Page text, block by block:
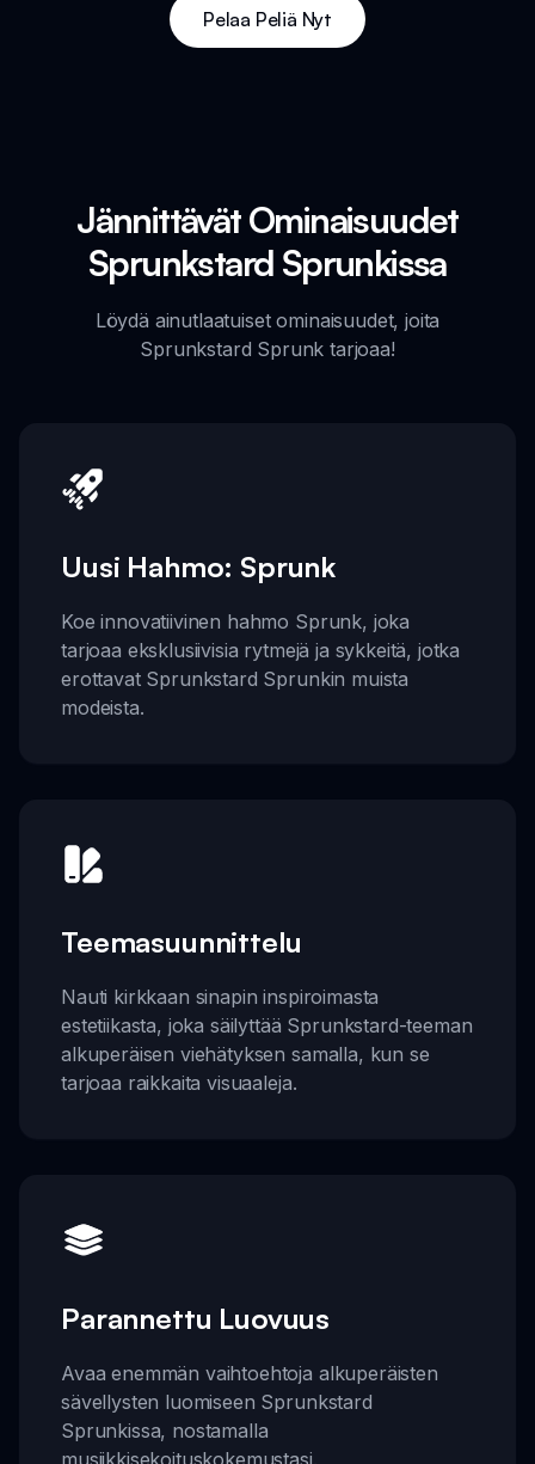
Pelaa Peliä Nyt
Jännittävät Ominaisuudet
Sprunkstard Sprunkissa
Löydä ainutlaatuiset ominaisuudet, joita
Sprunkstard Sprunk tarjoaa!
Uusi Hahmo: Sprunk
Koe innovatiivinen hahmo Sprunk, joka
tarjoaa eksklusiivisia rytmejä ja sykkeitä, jotka
erottavat Sprunkstard Sprunkin muista
modeista.
Teemasuunnittelu
Nauti kirkkaan sinapin inspiroimasta
estetiikasta, joka säilyttää Sprunkstard-teeman
alkuperäisen viehätyksen samalla, kun se
tarjoaa raikkaita visuaaleja.
Parannettu Luovuus
Avaa enemmän vaihtoehtoja alkuperäisten
sävellysten luomiseen Sprunkstard
Sprunkissa, nostamalla
musiikkisekoituskokemustasi.